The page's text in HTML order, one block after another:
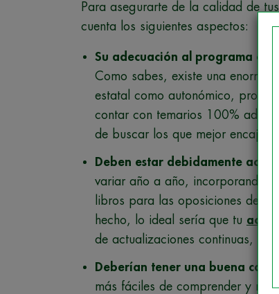
Para asegurarte de la calidad de
cuenta los siguientes aspectos:
Su adecuación al programa
Como sabes, existe una enorme
estatal como autonómico,
contar con temarios 100%
de buscar los que mejor encajen
Deben estar debidamente
variar año a año, incorporando
libros para las oposiciones de
hecho, lo ideal sería que tu
de actualizaciones continuas,
Deberían tener una buena
más fáciles de comprender y